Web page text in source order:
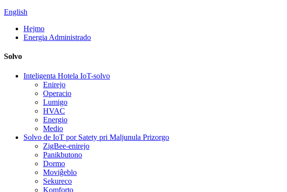
English
Hejmo
Energia Administrado
Solvo
Inteligenta Hotela IoT-solvo
Enirejo
Operacio
Lumigo
HVAC
Energio
Medio
Solvo de IoT por Satety pri Maljunula Prizorgo
ZigBee-enirejo
Panikbutono
Dormo
Moviĝeblo
Sekureco
Komforto